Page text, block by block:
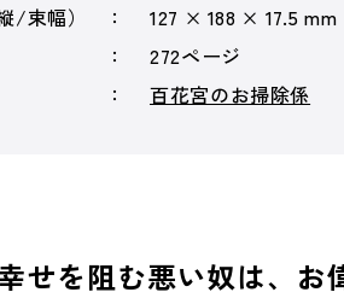
/束幅）
127 × 188 × 17.5 mm
272ページ
百花宮のお掃除係
せを阻む悪い奴は、お